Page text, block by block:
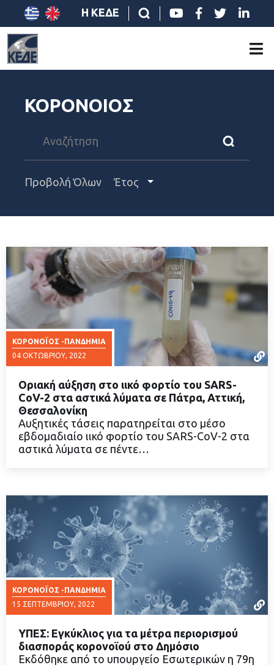
Η ΚΕΔΕ
ΚΟΡΟΝΟΙΟΣ
Προβολή Όλων Έτος
ΚΟΡΟΝΟΪΟΣ -ΠΑΝΔΗΜΙΑ
04 ΟΚΤΩΒΡΊΟΥ, 2022
ΔΙΑΒΑΣΤΕ ΠΕΡΙΣΣΟΤΕΡΑ
Οριακή αύξηση στο ιικό φορτίο του SARS-
CoV-2 στα αστικά λύματα σε Πάτρα, Αττική,
Θεσσαλονίκη
Αυξητικές τάσεις παρατηρείται στο μέσο
εβδομαδιαίο ιικό φορτίο του SARS-CoV-2 στα
αστικά λύματα σε πέντε…
ΚΟΡΟΝΟΪΟΣ -ΠΑΝΔΗΜΙΑ
15 ΣΕΠΤΕΜΒΡΊΟΥ, 2022
ΥΠΕΣ: Εγκύκλιος για τα μέτρα περιορισμού
διασποράς κορονοϊού στο Δημόσιο
Εκδόθηκε από το υπουργείο Εσωτερικών η 79η